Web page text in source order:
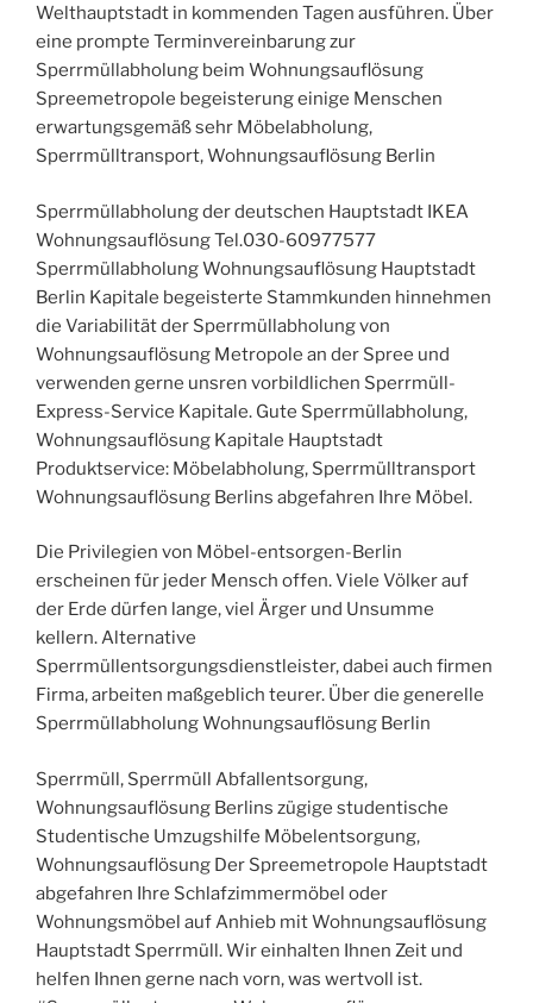
Welthauptstadt in kommenden Tagen ausführen. Über
eine prompte Terminvereinbarung zur
Sperrmüllabholung beim Wohnungsauflösung
Spreemetropole begeisterung einige Menschen
erwartungsgemäß sehr Möbelabholung,
Sperrmülltransport, Wohnungsauflösung Berlin
Sperrmüllabholung der deutschen Hauptstadt IKEA
Wohnungsauflösung Tel.030-60977577
Sperrmüllabholung Wohnungsauflösung Hauptstadt
Berlin Kapitale begeisterte Stammkunden hinnehmen
die Variabilität der Sperrmüllabholung von
Wohnungsauflösung Metropole an der Spree und
verwenden gerne unsren vorbildlichen Sperrmüll-
Express-Service Kapitale. Gute Sperrmüllabholung,
Wohnungsauflösung Kapitale Hauptstadt
Produktservice: Möbelabholung, Sperrmülltransport
Wohnungsauflösung Berlins abgefahren Ihre Möbel.
Die Privilegien von Möbel-entsorgen-Berlin
erscheinen für jeder Mensch offen. Viele Völker auf
der Erde dürfen lange, viel Ärger und Unsumme
kellern. Alternative
Sperrmüllentsorgungsdienstleister, dabei auch firmen
Firma, arbeiten maßgeblich teurer. Über die generelle
Sperrmüllabholung Wohnungsauflösung Berlin
Sperrmüll, Sperrmüll Abfallentsorgung,
Wohnungsauflösung Berlins zügige studentische
Studentische Umzugshilfe Möbelentsorgung,
Wohnungsauflösung Der Spreemetropole Hauptstadt
abgefahren Ihre Schlafzimmermöbel oder
Wohnungsmöbel auf Anhieb mit Wohnungsauflösung
Hauptstadt Sperrmüll. Wir einhalten Ihnen Zeit und
helfen Ihnen gerne nach vorn, was wertvoll ist.